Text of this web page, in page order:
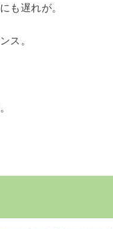
も遅れが。
ス。